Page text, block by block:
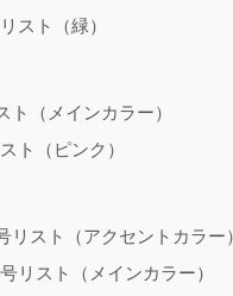
スト（緑）
ト（メインカラー）
ト（ピンク）
リスト（アクセントカラー
リスト（メインカラー）